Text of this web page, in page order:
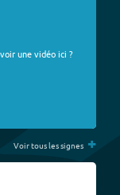
une vidéo ici ?
Voir tous les signes +